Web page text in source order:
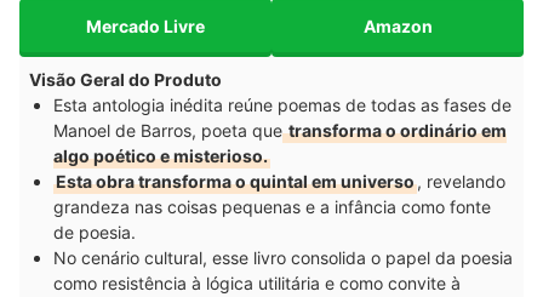
Mercado Livre Amazon
Visão Geral do Produto
Esta antologia inédita reúne poemas de todas as fases de
Manoel de Barros, poeta quetransforma o ordinário em
algo poético e misterioso.
Esta obra transforma o quintal em universo, revelando
grandeza nas coisas pequenas e a infância como fonte
de poesia.
No cenário cultural, esse livro consolida o papel da poesia
como resistência à lógica utilitária e como convite à